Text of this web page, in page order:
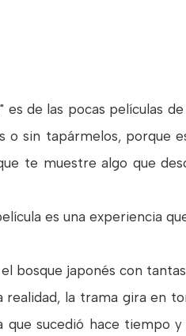
" es de las pocas películas
sin tapármelos, porque
te muestre algo que
es una experiencia
bosque japonés con
realidad, la trama gira en
sucedió hace tiempo